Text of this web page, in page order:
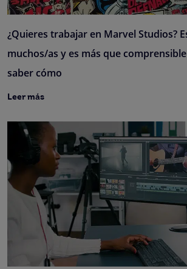
¿Quieres trabajar en Marvel Studios?
muchos/as y es más que
saber cómo
Leer más